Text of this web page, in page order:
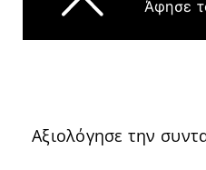
Άφησε
Αξιολόγησε την